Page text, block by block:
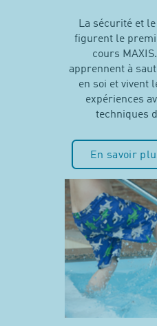
La sécurité et
figurent le
cours
apprennent à
en soi et vivent
expériences
techniques
En savoir